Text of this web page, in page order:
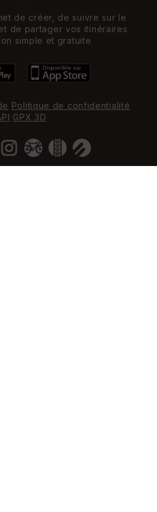
de créer, de suivre sur le
de partager vos itinéraires
simple et gratuite
Politique de confidentialité
GPX 3D